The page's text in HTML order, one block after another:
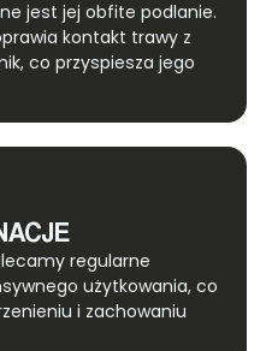
jest jej obfite podlanie.
kontakt trawy z
co przyspiesza jego
regularne
użytkowania, co
i zachowaniu